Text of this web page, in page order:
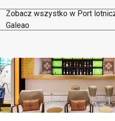
Zobacz wszystko w Port
Galeao